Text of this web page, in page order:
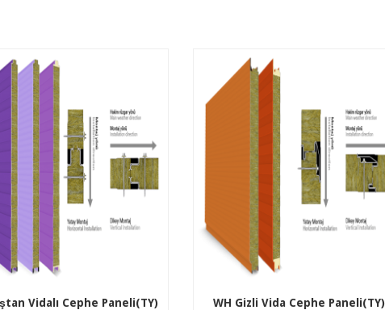
Vidalı Cephe Paneli(TY) WH Gizli Vida Cephe Paneli(TY)